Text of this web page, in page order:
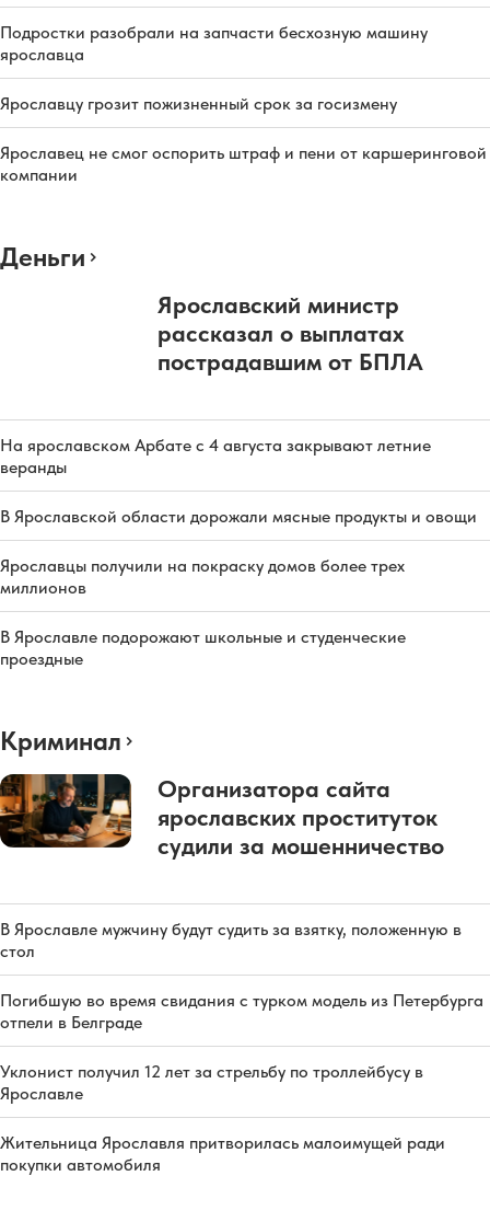
Подростки разобрали на запчасти бесхозную машину
ярославца
Ярославцу грозит пожизненный срок за госизмену
Ярославец не смог оспорить штраф и пени от каршеринговой
компании
Деньги
Ярославский министр
рассказал о выплатах
пострадавшим от БПЛА
На ярославском Арбате с 4 августа закрывают летние
веранды
В Ярославской области дорожали мясные продукты и овощи
Ярославцы получили на покраску домов более трех
миллионов
В Ярославле подорожают школьные и студенческие
проездные
Криминал
Организатора сайта
ярославских проституток
судили за мошенничество
В Ярославле мужчину будут судить за взятку, положенную в
стол
Погибшую во время свидания с турком модель из Петербурга
отпели в Белграде
Уклонист получил 12 лет за стрельбу по троллейбусу в
Ярославле
Жительница Ярославля притворилась малоимущей ради
покупки автомобиля